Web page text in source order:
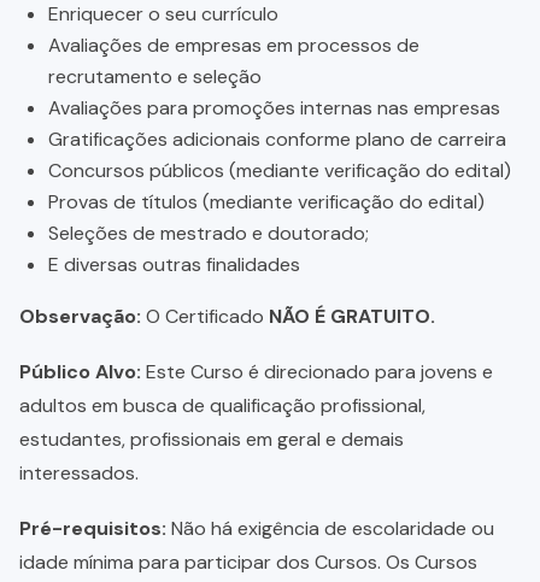
Enriquecer o seu currículo
Avaliações de empresas em processos de
recrutamento e seleção
Avaliações para promoções internas nas empresas
Gratificações adicionais conforme plano de carreira
Concursos públicos (mediante verificação do edital)
Provas de títulos (mediante verificação do edital)
Seleções de mestrado e doutorado;
E diversas outras finalidades
Observação: O Certificado NÃO É GRATUITO.
Público Alvo: Este Curso é direcionado para jovens e
adultos em busca de qualificação profissional,
estudantes, profissionais em geral e demais
interessados.
Pré-requisitos: Não há exigência de escolaridade ou
idade mínima para participar dos Cursos. Os Cursos